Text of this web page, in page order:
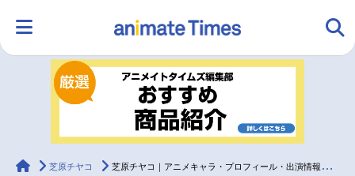
ランキング アニメ
ラジオ グッズ
animateTimes
芝原チヤコ 芝原チヤコ｜アニメキャラ・プロフィール・出演情報・最新情報まとめ